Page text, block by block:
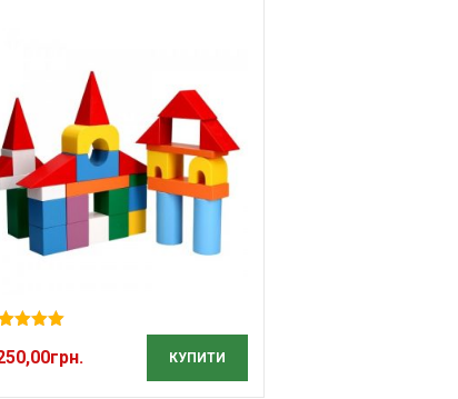
з 5 грн. КУПИТИ